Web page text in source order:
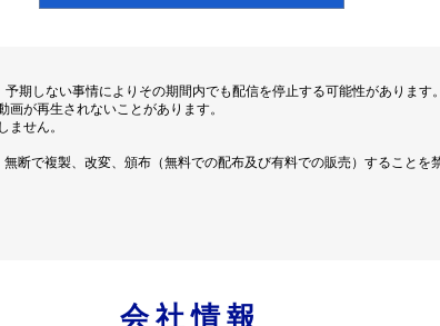
期しない事情によりその期間内でも配信を停止する可能性があります。
が再生されないことがあります。
ません。
断で複製、改変、頒布（無料での配布及び有料での販売）することを
会社情報